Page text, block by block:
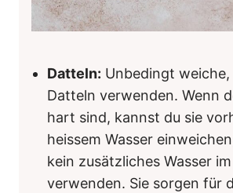
Datteln: Unbedingt
Datteln verwenden. Wenn
hart sind, kannst du sie
heissem Wasser
kein zusätzliches Wasser
verwenden. Sie sorgen für